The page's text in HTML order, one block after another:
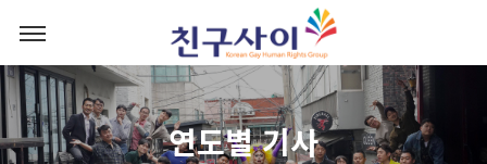
연도별 기사